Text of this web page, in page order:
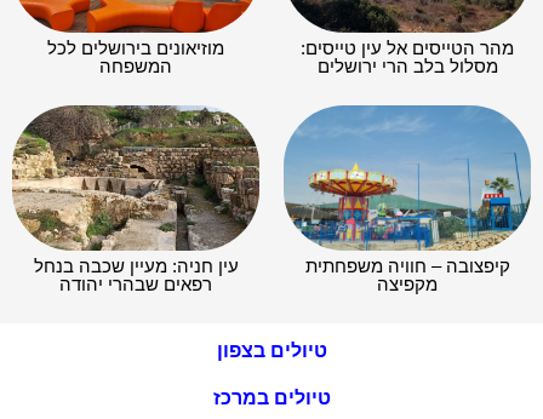
מהר הטייסים אל עין טייסים:
מסלול בלב הרי ירושלים
מוזיאונים בירושלים לכל
המשפחה
קיפצובה – חוויה משפחתית
מקפיצה
עין חניה: מעיין שכבה בנחל
רפאים שבהרי יהודה
טיולים בצפון
טיולים במרכז